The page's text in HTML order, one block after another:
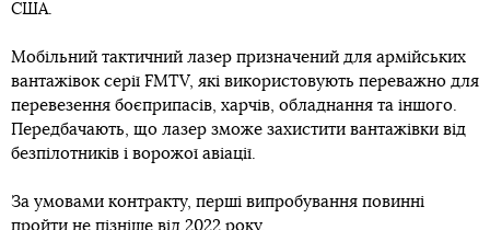
США.
Мобільний тактичний лазер призначений для армійських
вантажівок серії FMTV, які використовують переважно для
перевезення боєприпасів, харчів, обладнання та іншого.
Передбачають, що лазер зможе захистити вантажівки від
безпілотників і ворожої авіації.
За умовами контракту, перші випробування повинні
пройти не пізніше від 2022 року.